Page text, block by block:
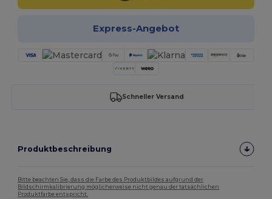
Express-Angebot
Schneller Versand
Produktbeschreibung
Bitte beachten Sie, dass die Farbe des Produktbildes aufgrund der
Bildschirmkalibrierung möglicherweise nicht genau der tatsächlichen
Produktfarbe entspricht.